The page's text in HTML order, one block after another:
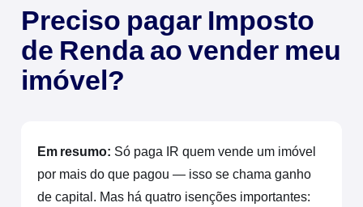
Preciso pagar Imposto
de Renda ao vender meu
imóvel?
Em resumo: Só paga IR quem vende um imóvel
por mais do que pagou — isso se chama ganho
de capital. Mas há quatro isenções importantes: